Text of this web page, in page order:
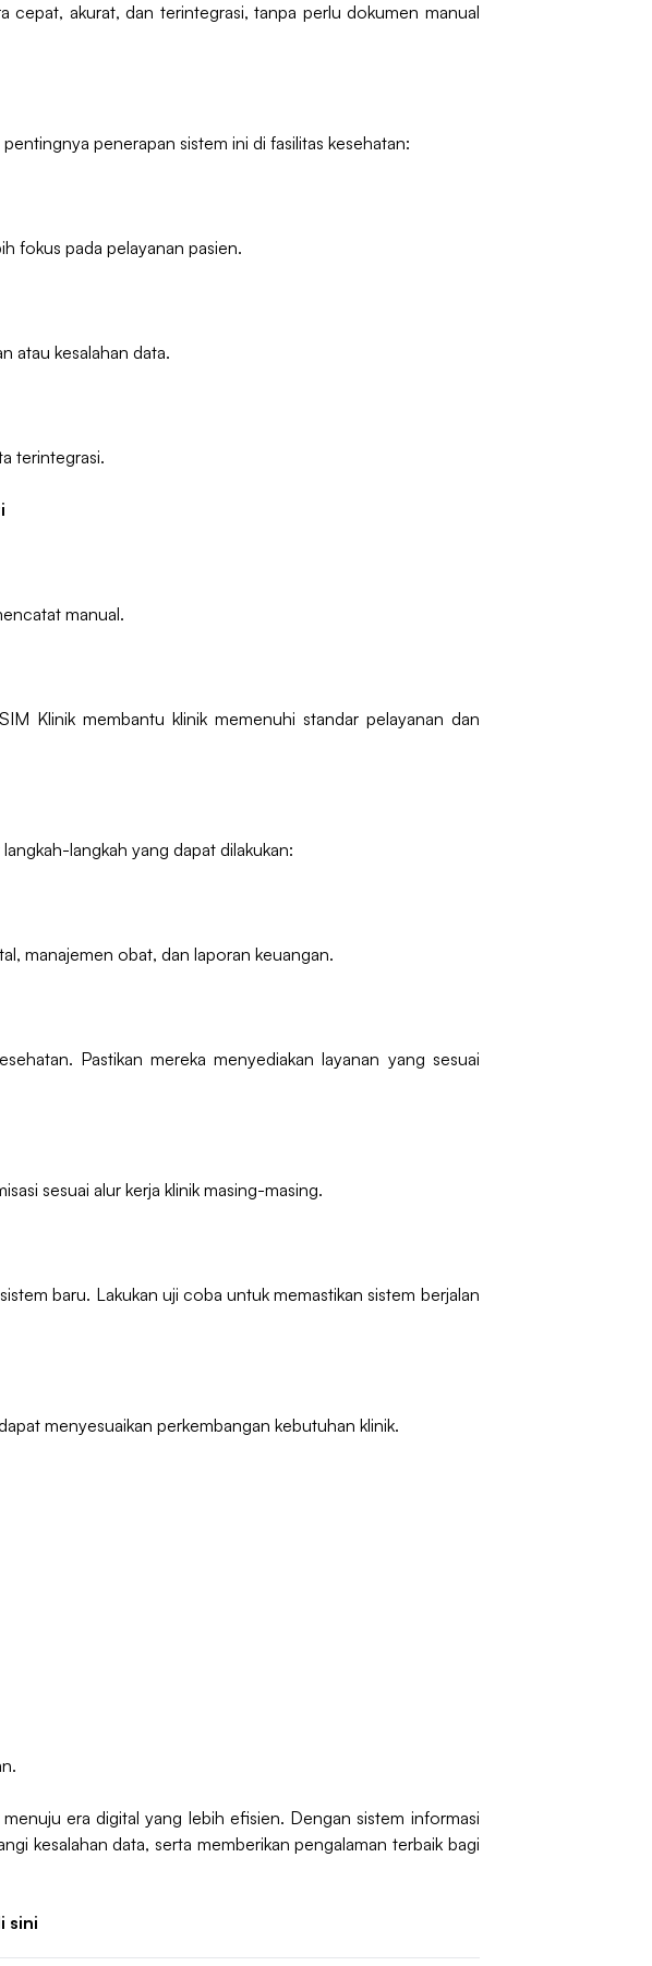
cepat, akurat, dan terintegrasi, tanpa perlu dokumen manual
penerapan sistem ini di fasilitas kesehatan:
fokus pada pelayanan pasien.
atau kesalahan data.
terintegrasi.
manual.
Klinik membantu klinik memenuhi standar pelayanan dan
langkah yang dapat dilakukan:
manajemen obat, dan laporan keuangan.
Pastikan mereka menyediakan layanan yang sesuai
sesuai alur kerja klinik masing-masing.
baru. Lakukan uji coba untuk memastikan sistem berjalan
menyesuaikan perkembangan kebutuhan klinik.
era digital yang lebih efisien. Dengan sistem informasi
kesalahan data, serta memberikan pengalaman terbaik bagi
sini